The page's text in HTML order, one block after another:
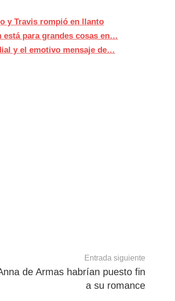
y Travis rompió en llanto
está para grandes cosas en…
y el emotivo mensaje de…
Entrada siguiente
de Armas habrían puesto fin
a su romance